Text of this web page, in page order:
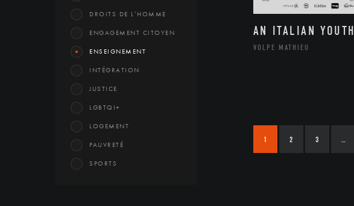
DROITS DE L’HOMME
ENGAGEMENT CITOYEN
ENSEIGNEMENT
INTÉGRATION
JUSTICE
LGBTQI+
LOGEMENT
PAUVRETÉ
SPORTS
AN ITALIAN YOUTH
VOLPE MATHIEU
1 2 3 …